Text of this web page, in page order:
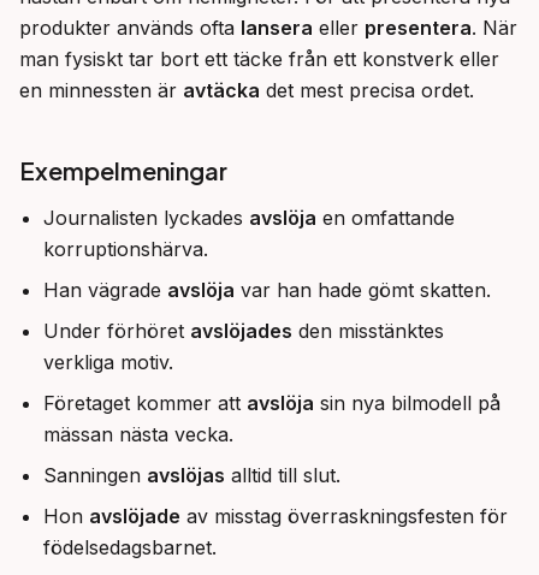
produkter används ofta lansera eller presentera. När
man fysiskt tar bort ett täcke från ett konstverk eller
en minnessten är avtäcka det mest precisa ordet.
Exempelmeningar
Journalisten lyckades avslöja en omfattande
korruptionshärva.
Han vägrade avslöja var han hade gömt skatten.
Under förhöret avslöjades den misstänktes
verkliga motiv.
Företaget kommer att avslöja sin nya bilmodell på
mässan nästa vecka.
Sanningen avslöjas alltid till slut.
Hon avslöjade av misstag överraskningsfesten för
födelsedagsbarnet.